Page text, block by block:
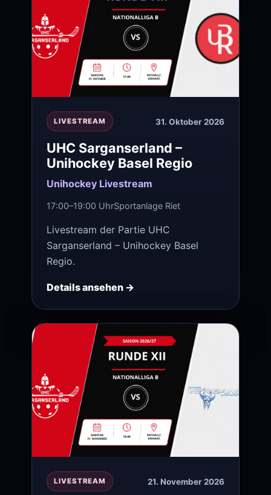
LIVESTREAM 31. Oktober 2026
UHC Sarganserland –
Unihockey Basel Regio
Unihockey Livestream
17:00–19:00 UhrSportanlage Riet
Livestream der Partie UHC
Sarganserland – Unihockey Basel
Regio.
Details ansehen →
LIVESTREAM 21. November 2026